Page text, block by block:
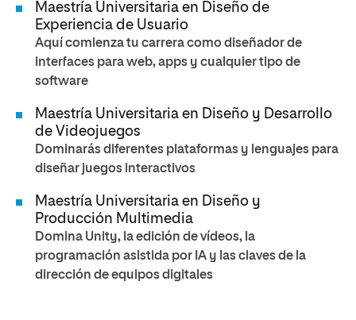
Maestría Universitaria en Diseño de
Experiencia de Usuario
Aquí comienza tu carrera como diseñador de
interfaces para web, apps y cualquier tipo de
software
Maestría Universitaria en Diseño y Desarrollo
de Videojuegos
Dominarás diferentes plataformas y lenguajes para
diseñar juegos interactivos
Maestría Universitaria en Diseño y
Producción Multimedia
Domina Unity, la edición de vídeos, la
programación asistida por IA y las claves de la
dirección de equipos digitales